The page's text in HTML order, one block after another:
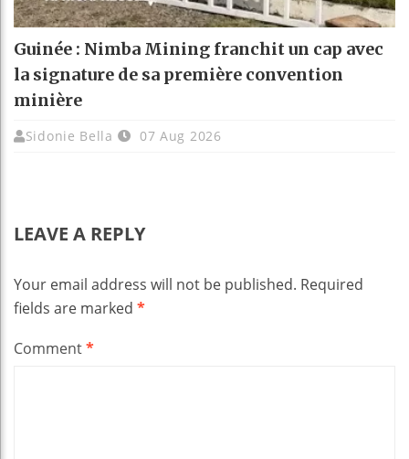
Guinée : Nimba Mining franchit un cap avec
la signature de sa première convention
minière
Sidonie Bella 07 Aug 2026
LEAVE A REPLY
Your email address will not be published. Required
fields are marked *
Comment*